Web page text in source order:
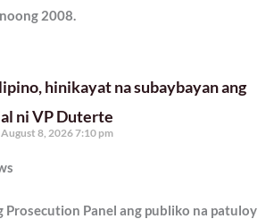
2008.
hinikayat na subaybayan ang
ni VP Duterte
8, 2026 7:10 pm
Panel ang publiko na patuloy